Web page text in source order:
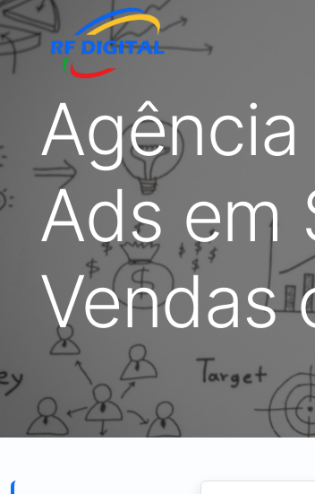
Ads em
Vendas